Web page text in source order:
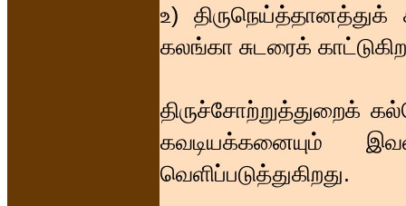
உ)
கலங்கா சுடரைக்
திருச்சோற்றுத்துறைக்
கவடியக்கனையும்
வெளிப்படுத்துகிறது.